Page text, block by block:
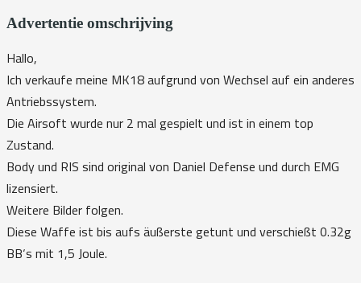
Advertentie omschrijving
Hallo,
Ich verkaufe meine MK18 aufgrund von Wechsel auf ein anderes
Antriebssystem.
Die Airsoft wurde nur 2 mal gespielt und ist in einem top
Zustand.
Body und RIS sind original von Daniel Defense und durch EMG
lizensiert.
Weitere Bilder folgen.
Diese Waffe ist bis aufs äußerste getunt und verschießt 0.32g
BB‘s mit 1,5 Joule.